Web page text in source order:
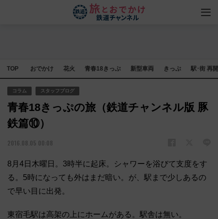
TOP おでかけ 花火 青春18きっぷ 新型車両 きっぷ 駅･街 再
コラム スタッフブログ
青春18きっぷの旅（鉄道チャンネル版 豚
鉄篇⑩）
2016.08.05 00:08
8月4日木曜日。3時半に起床。シャワーを浴びて支度をす
る。5時になっても外はまだ暗い。が、駅まで少しあるの
で早い目に出発。
東宿毛駅は高架の上にホームがある。駅舎は無い。